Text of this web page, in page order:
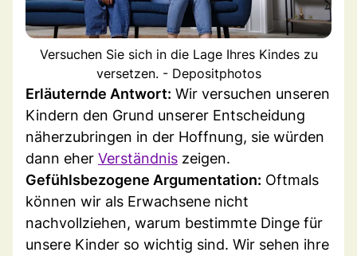
Versuchen Sie sich in die Lage Ihres Kindes zu
versetzen. - Depositphotos
Erläuternde Antwort: Wir versuchen unseren
Kindern den Grund unserer Entscheidung
näherzubringen in der Hoffnung, sie würden
dann eher Verständnis zeigen.
Gefühlsbezogene Argumentation: Oftmals
können wir als Erwachsene nicht
nachvollziehen, warum bestimmte Dinge für
unsere Kinder so wichtig sind. Wir sehen ihre